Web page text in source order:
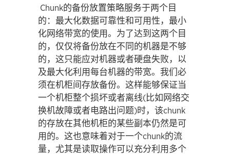
Chunk的备份放置策略服务于两个目
的：最大化数据可靠性和可用性，最小
化网络带宽的使用。为了达到这两个目
的，仅仅将备份放在不同的机器是不够
的，这只能应对机器或者硬盘失败，以
及最大化利用每台机器的带宽。我们必
须在机柜间存放备份。这样能够保证当
一个机柜整个损坏或者离线(比如网络交
换机故障或者电路出问题)时，该chunk
的存放在其他机柜的某些副本仍然是可
用的。这也意味着对于一个chunk的流
量，尤其是读取操作可以充分利用多个